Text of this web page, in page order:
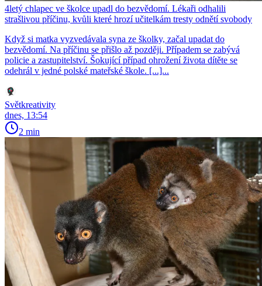
4letý chlapec ve školce upadl do bezvědomí. Lékaři odhalili
strašlivou příčinu, kvůli které hrozí učitelkám tresty odnětí svobody
Když si matka vyzvedávala syna ze školky, začal upadat do
bezvědomí. Na příčinu se přišlo až později. Případem se zabývá
policie a zastupitelství. Šokující případ ohrožení života dítěte se
odehrál v jedné polské mateřské škole. [...]...
Světkreativity
dnes, 13:54
2 min